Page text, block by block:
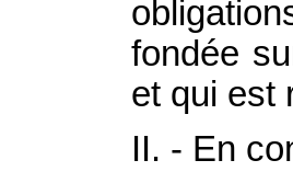
fondée
et qui est
II. - En